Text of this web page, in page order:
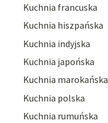
Kuchnia francuska
Kuchnia hiszpańska
Kuchnia indyjska
Kuchnia japońska
Kuchnia marokańska
Kuchnia polska
Kuchnia rumuńska